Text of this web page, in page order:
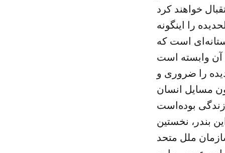
را اینگونه
است که
را ضروری و
مسایل انسان
بندر، نخستین
ملل متحد